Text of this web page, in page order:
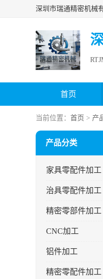
首页
当前位置： 首页 > 产
产品分类
家具零配件加工
治具零配件加工
精密零部件加工
CNC加工
铝件加工
精密零配件加工